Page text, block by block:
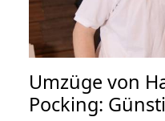
Umzüge von
Pocking: